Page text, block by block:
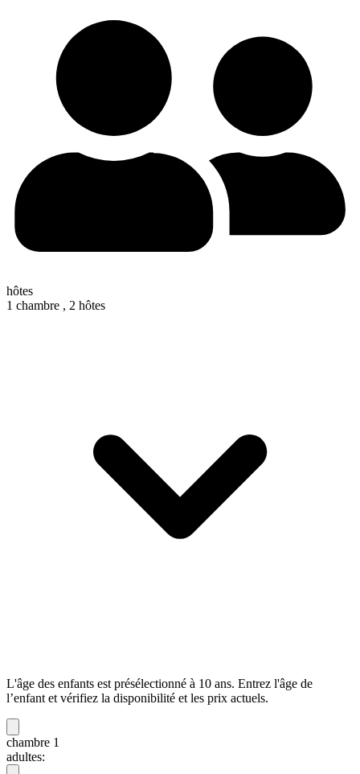
hôtes
1 chambre , 2 hôtes
L'âge des enfants est présélectionné à 10 ans. Entrez l'âge de
l’enfant et vérifiez la disponibilité et les prix actuels.
chambre 1
adultes: